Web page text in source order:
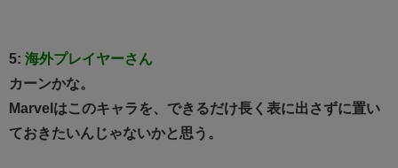
5: 海外プレイヤーさん
カーンかな。
Marvelはこのキャラを、できるだけ長く表に出さずに置い
ておきたいんじゃないかと思う。